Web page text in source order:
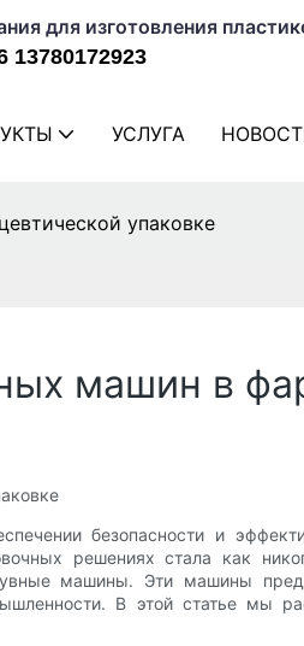
для изготовления
13780172923
УСЛУГА
упаковке
машин в
безопасности и
решениях стала как
машины. Эти машины
В этой статье